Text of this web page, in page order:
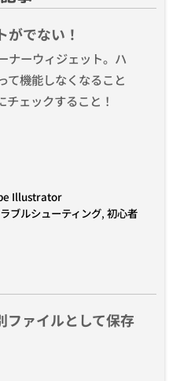
がでない！
ナーウィジェット。ハ
て機能しなくなること
チェックすること！
Illustrator
ラブルシューティング, 初心者
ファイルとして保存